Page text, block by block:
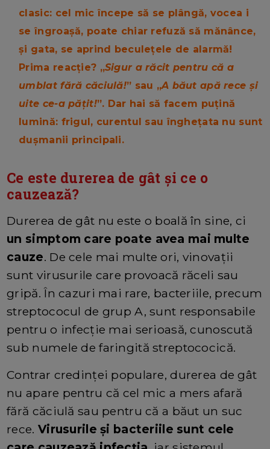
clasic: cel mic începe să se plângă, vocea i
se îngroașă, poate chiar refuză să mănânce,
și gata, se aprind beculețele de alarmă!
Prima reacție? „Sigur a răcit pentru că a
umblat fără căciulă!” sau „A băut apă rece și
uite ce-a pățit!”. Dar hai să facem puțină
lumină: frigul, curentul sau înghețata nu sunt
dușmanii principali.
Ce este durerea de gât și ce o
cauzează?
Durerea de gât nu este o boală în sine, ci
un simptom care poate avea mai multe
cauze. De cele mai multe ori, vinovații
sunt virusurile care provoacă răceli sau
gripă. În cazuri mai rare, bacteriile, precum
streptococul de grup A, sunt responsabile
pentru o infecție mai serioasă, cunoscută
sub numele de faringită streptococică.
Contrar credinței populare, durerea de gât
nu apare pentru că cel mic a mers afară
fără căciulă sau pentru că a băut un suc
rece. Virusurile și bacteriile sunt cele